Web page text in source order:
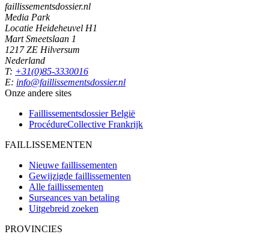
faillissementsdossier.nl
Media Park
Locatie Heideheuvel H1
Mart Smeetslaan 1
1217 ZE Hilversum
Nederland
T: +31(0)85-3330016
E: info@faillissementsdossier.nl
Onze andere sites
Faillissementsdossier België
ProcédureCollective Frankrijk
FAILLISSEMENTEN
Nieuwe faillissementen
Gewijzigde faillissementen
Alle faillissementen
Surseances van betaling
Uitgebreid zoeken
PROVINCIES